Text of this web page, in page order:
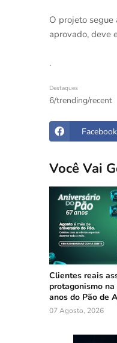
O projeto segue
aprovado, deve
.
Destaques
6/trending/recent
Facebook
Você Vai
Clientes reais
protagonismo
anos do Pão de
07 Agosto, 2026